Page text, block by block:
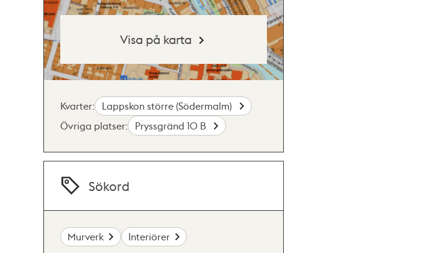
Visa på karta
Kvarter:
Lappskon större (Södermalm)
Övriga platser:
Pryssgränd 10 B
Sökord
Murverk Interiörer